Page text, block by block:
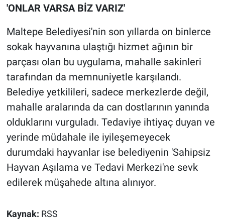
'ONLAR VARSA BİZ VARIZ'
Maltepe Belediyesi'nin son yıllarda on binlerce
sokak hayvanına ulaştığı hizmet ağının bir
parçası olan bu uygulama, mahalle sakinleri
tarafından da memnuniyetle karşılandı.
Belediye yetkilileri, sadece merkezlerde değil,
mahalle aralarında da can dostlarının yanında
olduklarını vurguladı. Tedaviye ihtiyaç duyan ve
yerinde müdahale ile iyileşemeyecek
durumdaki hayvanlar ise belediyenin 'Sahipsiz
Hayvan Aşılama ve Tedavi Merkezi'ne sevk
edilerek müşahede altına alınıyor.
Kaynak: RSS